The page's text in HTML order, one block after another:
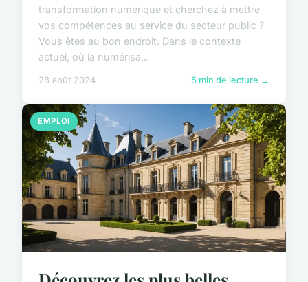
transformation numérique et cherchez à mettre
vos compétences au service du secteur public ?
Vous êtes au bon endroit. Dans le contexte
actuel, où la numérisa...
28 août 2024 5 min de lecture →
EMPLOI